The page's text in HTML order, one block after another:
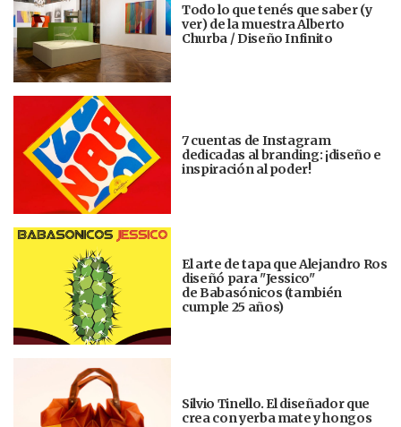
Todo lo que tenés que saber (y
ver) de la muestra Alberto
Churba / Diseño Infinito
7 cuentas de Instagram
dedicadas al branding: ¡diseño e
inspiración al poder!
El arte de tapa que Alejandro Ros
diseñó para "Jessico"
de Babasónicos (también
cumple 25 años)
Silvio Tinello. El diseñador que
crea con yerba mate y hongos